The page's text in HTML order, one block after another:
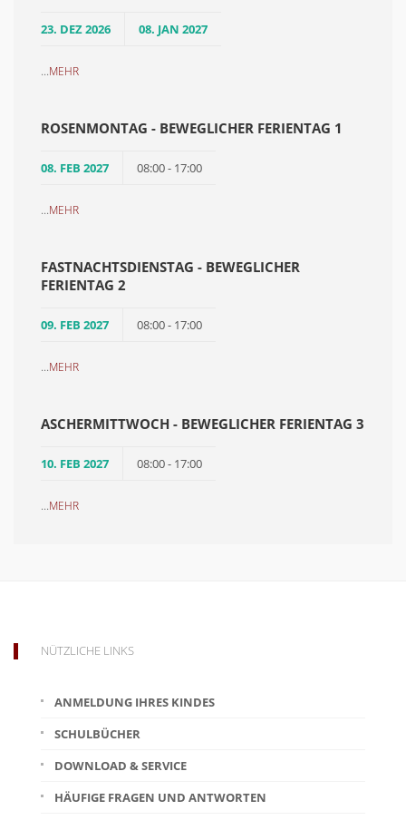
23. DEZ 2026 08. JAN 2027
...MEHR
ROSENMONTAG - BEWEGLICHER FERIENTAG 1
08. FEB 2027 08:00 - 17:00
...MEHR
FASTNACHTSDIENSTAG - BEWEGLICHER
FERIENTAG 2
09. FEB 2027 08:00 - 17:00
...MEHR
ASCHERMITTWOCH - BEWEGLICHER FERIENTAG 3
10. FEB 2027 08:00 - 17:00
...MEHR
NÜTZLICHE LINKS
ANMELDUNG IHRES KINDES
SCHULBÜCHER
DOWNLOAD & SERVICE
HÄUFIGE FRAGEN UND ANTWORTEN